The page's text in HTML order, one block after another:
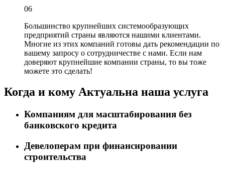
06
Большинство крупнейших системообразующих
предприятий страны являются нашими клиентами.
Многие из этих компаний готовы дать рекомендации по
вашему запросу о сотрудничестве с нами. Если нам
доверяют крупнейшие компании страны, то вы тоже
можете это сделать!
Когда и кому Актуальна наша услуга
Компаниям для масштабирования без
банковского кредита
Девелоперам при финансировании
строительства